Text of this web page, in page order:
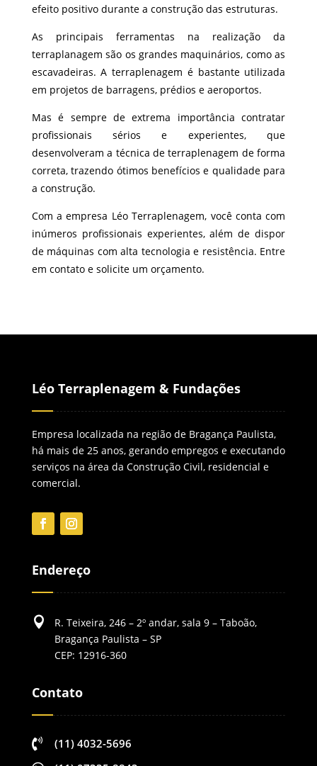
efeito positivo durante a construção das estruturas.
As principais ferramentas na realização da
terraplanagem são os grandes maquinários, como as
escavadeiras. A terraplenagem é bastante utilizada
em projetos de barragens, prédios e aeroportos.
Mas é sempre de extrema importância contratar
profissionais sérios e experientes, que
desenvolveram a técnica de terraplenagem de forma
correta, trazendo ótimos benefícios e qualidade para
a construção.
Com a empresa Léo Terraplenagem, você conta com
inúmeros profissionais experientes, além de dispor
de máquinas com alta tecnologia e resistência. Entre
em contato e solicite um orçamento.
Léo Terraplenagem & Fundações
Empresa localizada na região de Bragança Paulista,
há mais de 25 anos, gerando empregos e executando
serviços na área da Construção Civil, residencial e
comercial.
Endereço

R. Teixeira, 246 – 2º andar, sala 9 – Taboão,
Bragança Paulista – SP
CEP: 12916-360
Contato
 (11) 4032-5696